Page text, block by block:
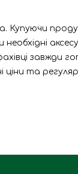
завжди
та